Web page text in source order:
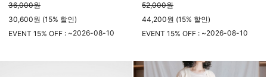
36,000원
30,600원 (15% 할인)
EVENT 15% OFF : ~2026-08-10
52,000원
44,200원 (15% 할인)
EVENT 15% OFF : ~2026-08-10